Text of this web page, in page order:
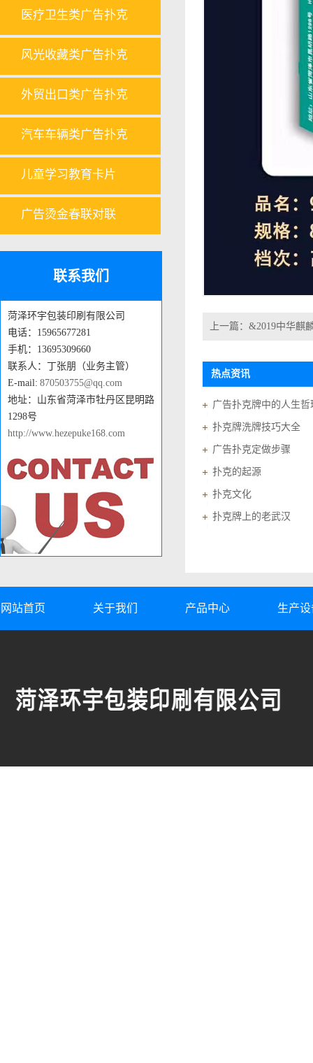
医疗卫生类广告扑克
风光收藏类广告扑克
外贸出口类广告扑克
汽车车辆类广告扑克
儿童学习教育卡片
广告烫金春联对联
联系我们
菏泽环宇包装印刷有限公司
电话：15965677281
手机：13695309660
联系人：丁张朋（业务主管）
E-mail: 870503755@qq.com
地址：山东省菏泽市牡丹区昆明路
1298号
http://www.hezepuke168.com
上一篇： &2019中华麒
热点资讯
广告扑克牌中的人生哲
扑克牌洗牌技巧大全
广告扑克定做步骤
扑克的起源
扑克文化
扑克牌上的老武汉
网站首页 关于我们 产品中心 生产